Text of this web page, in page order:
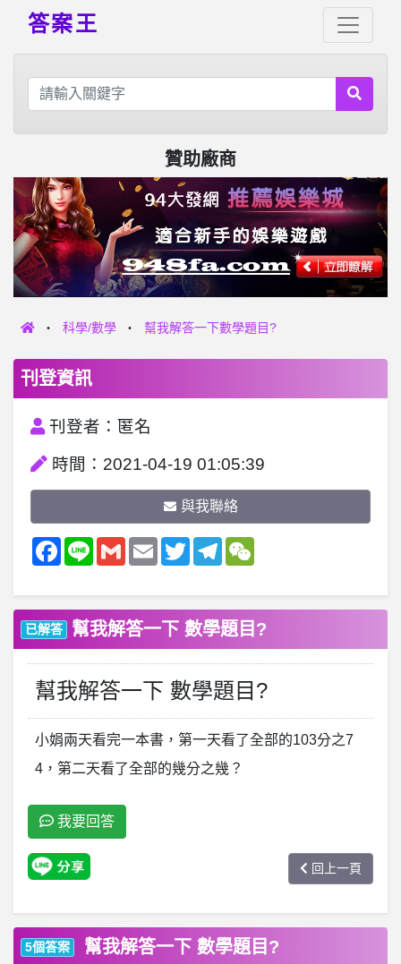
答案王
贊助廠商
科學/數學 幫我解答一下數學題目?
刊登資訊
刊登者：匿名
時間：2021-04-19 01:05:39
與我聯絡
Facebook
Line GmailEmail TwitterTelegramWeChat
已解答 幫我解答一下 數學題目?
幫我解答一下 數學題目?
小娟兩天看完一本書，第一天看了全部的103分之7
4，第二天看了全部的幾分之幾？
我要回答
回上一頁
5個答案 幫我解答一下 數學題目?